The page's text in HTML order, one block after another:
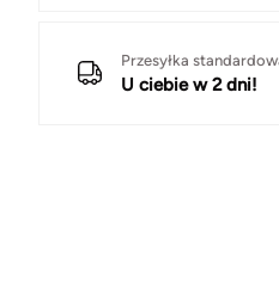
Przesyłka
U ciebie w 2 dni!